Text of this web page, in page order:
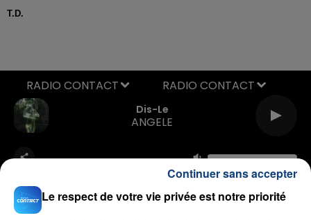
T.D.
Dis-Le
ANGELE
RADIO CONTACT
Le respect de votre vie privée est notre priorité
Continuer sans accepter